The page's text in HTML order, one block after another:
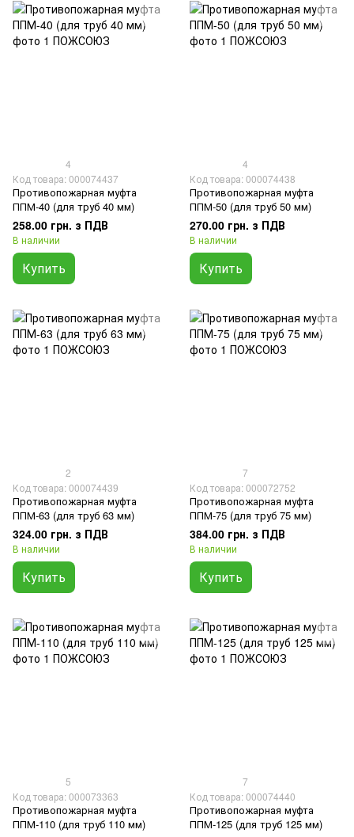
4
Код товара: 000074437
Противопожарная муфта
ППМ-40 (для труб 40 мм)
258.00 грн. з ПДВ
В наличии
Купить
4
Код товара: 000074438
Противопожарная муфта
ППМ-50 (для труб 50 мм)
270.00 грн. з ПДВ
В наличии
Купить
2
Код товара: 000074439
Противопожарная муфта
ППМ-63 (для труб 63 мм)
324.00 грн. з ПДВ
В наличии
Купить
7
Код товара: 000072752
Противопожарная муфта
ППМ-75 (для труб 75 мм)
384.00 грн. з ПДВ
В наличии
Купить
5
Код товара: 000073363
Противопожарная муфта
ППМ-110 (для труб 110 мм)
7
Код товара: 000074440
Противопожарная муфта
ППМ-125 (для труб 125 мм)